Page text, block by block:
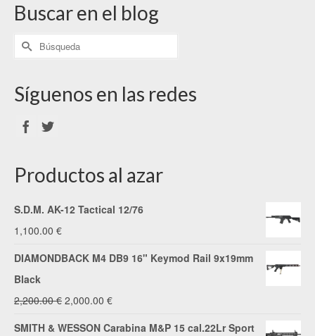
Buscar en el blog
Síguenos en las redes
Productos al azar
S.D.M. AK-12 Tactical 12/76
1,100.00 €
DIAMONDBACK M4 DB9 16" Keymod Rail 9x19mm
Black
2,200.00€ El
precio
2,000.00 €El
precio
SMITH & WESSON Carabina M&P 15 cal.22Lr Sport